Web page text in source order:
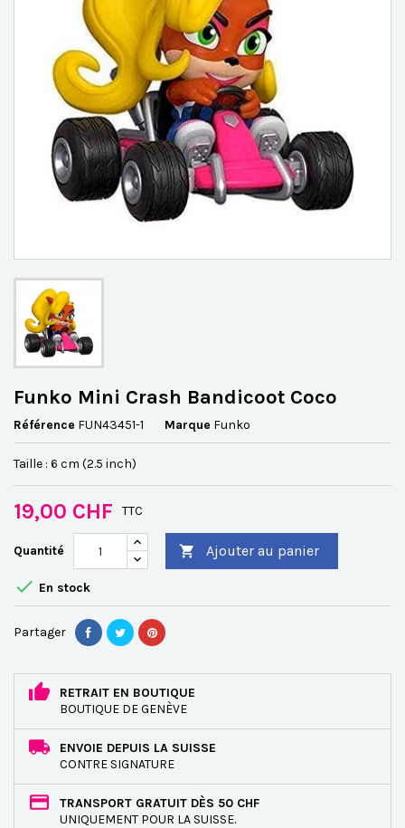
Funko Mini Crash Bandicoot Coco
Référence FUN43451-1 Marque Funko
Taille : 6 cm (2.5 inch)
19,00 CHF TTC
Quantité  Ajouter au panier
 En stock
Partager
RETRAIT EN BOUTIQUE
BOUTIQUE DE GENÈVE
ENVOIE DEPUIS LA SUISSE
CONTRE SIGNATURE
TRANSPORT GRATUIT DÈS 50 CHF
UNIQUEMENT POUR LA SUISSE.